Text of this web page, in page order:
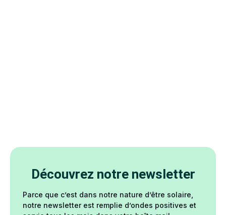
Découvrez notre newsletter
Parce que c’est dans notre nature d’être solaire,
notre newsletter est remplie d’ondes positives et